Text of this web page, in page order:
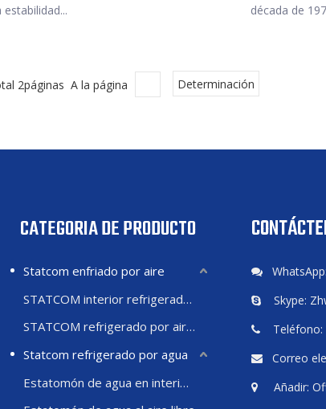
década de
2páginas A la página Determinación
CATEGORIA DE PRODUCTO
Statcom enfriado por aire
STATCOM interior refrigerado por aire
STATCOM refrigerado por aire exterior
Statcom refrigerado por agua
Estatomón de agua en interiores

 Skype:
 Teléfono:
 Correo
 Añadir: